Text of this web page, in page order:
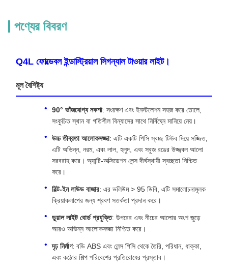
পণ্যের বিবরণ
Q4L ফোল্ডেবল ইন্ডাস্ট্রিয়াল সিগন্যাল টাওয়ার লাইট।
মূল বৈশিষ্ট্য
90° ভাঁজযোগ্য নকশা: সংরক্ষণ এবং ইনস্টলেশন সহজ করে তোলে,
সংকুচিত স্থান বা গতিশীল বিন্যাসের সাথে নির্বিঘ্নে মানিয়ে নেয়।
উচ্চ তীব্রতা আলোকসজ্জা: এটি একটি পিসি স্বচ্ছ টিউব দিয়ে সজ্জিত,
এটি অভিন্ন, নরম, এবং লাল, হলুদ, এবং সবুজ রঙের উজ্জ্বল আলো
সরবরাহ করে। অ্যান্টি-অক্সিডেশন লেন্স দীর্ঘস্থায়ী স্বচ্ছতা নিশ্চিত
করে।
বিল্ট-ইন লাউড বাজার: এর ভলিউম > 95 ডিবি, এটি সমালোচনামূলক
ক্রিয়াকলাপের জন্য শ্রবণ সতর্কতা প্রদান করে।
ডুয়াল লাইট বোর্ড প্রযুক্তি: উপরের এবং নীচের আলোর অংশ জুড়ে
আরও অভিন্ন আলোকসজ্জা নিশ্চিত করে।
দৃঢ় নির্মাণ: বডি ABS এবং লেন্স পিসি থেকে তৈরি, পরিধান, ধাক্কা,
এবং কঠোর শিল্প পরিবেশের প্রতিরোধের প্রস্তাব।